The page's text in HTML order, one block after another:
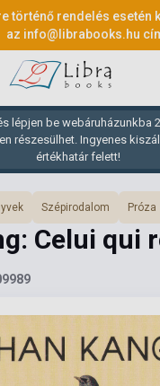
történő rendelés esetén
az info@librabooks.hu
lépjen be webáruházunkba
részesülhet. Ingyenes
értékhatár felett!
Szépirodalom Próza
Celui qui